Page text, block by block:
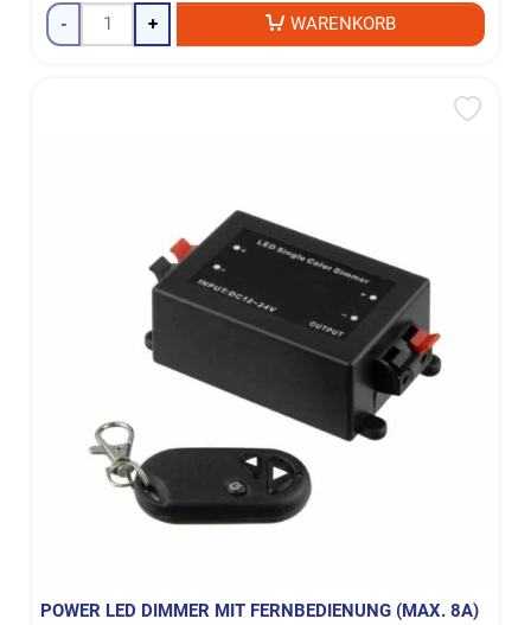
- + WARENKORB
POWER LED DIMMER MIT FERNBEDIENUNG (MAX. 8A)